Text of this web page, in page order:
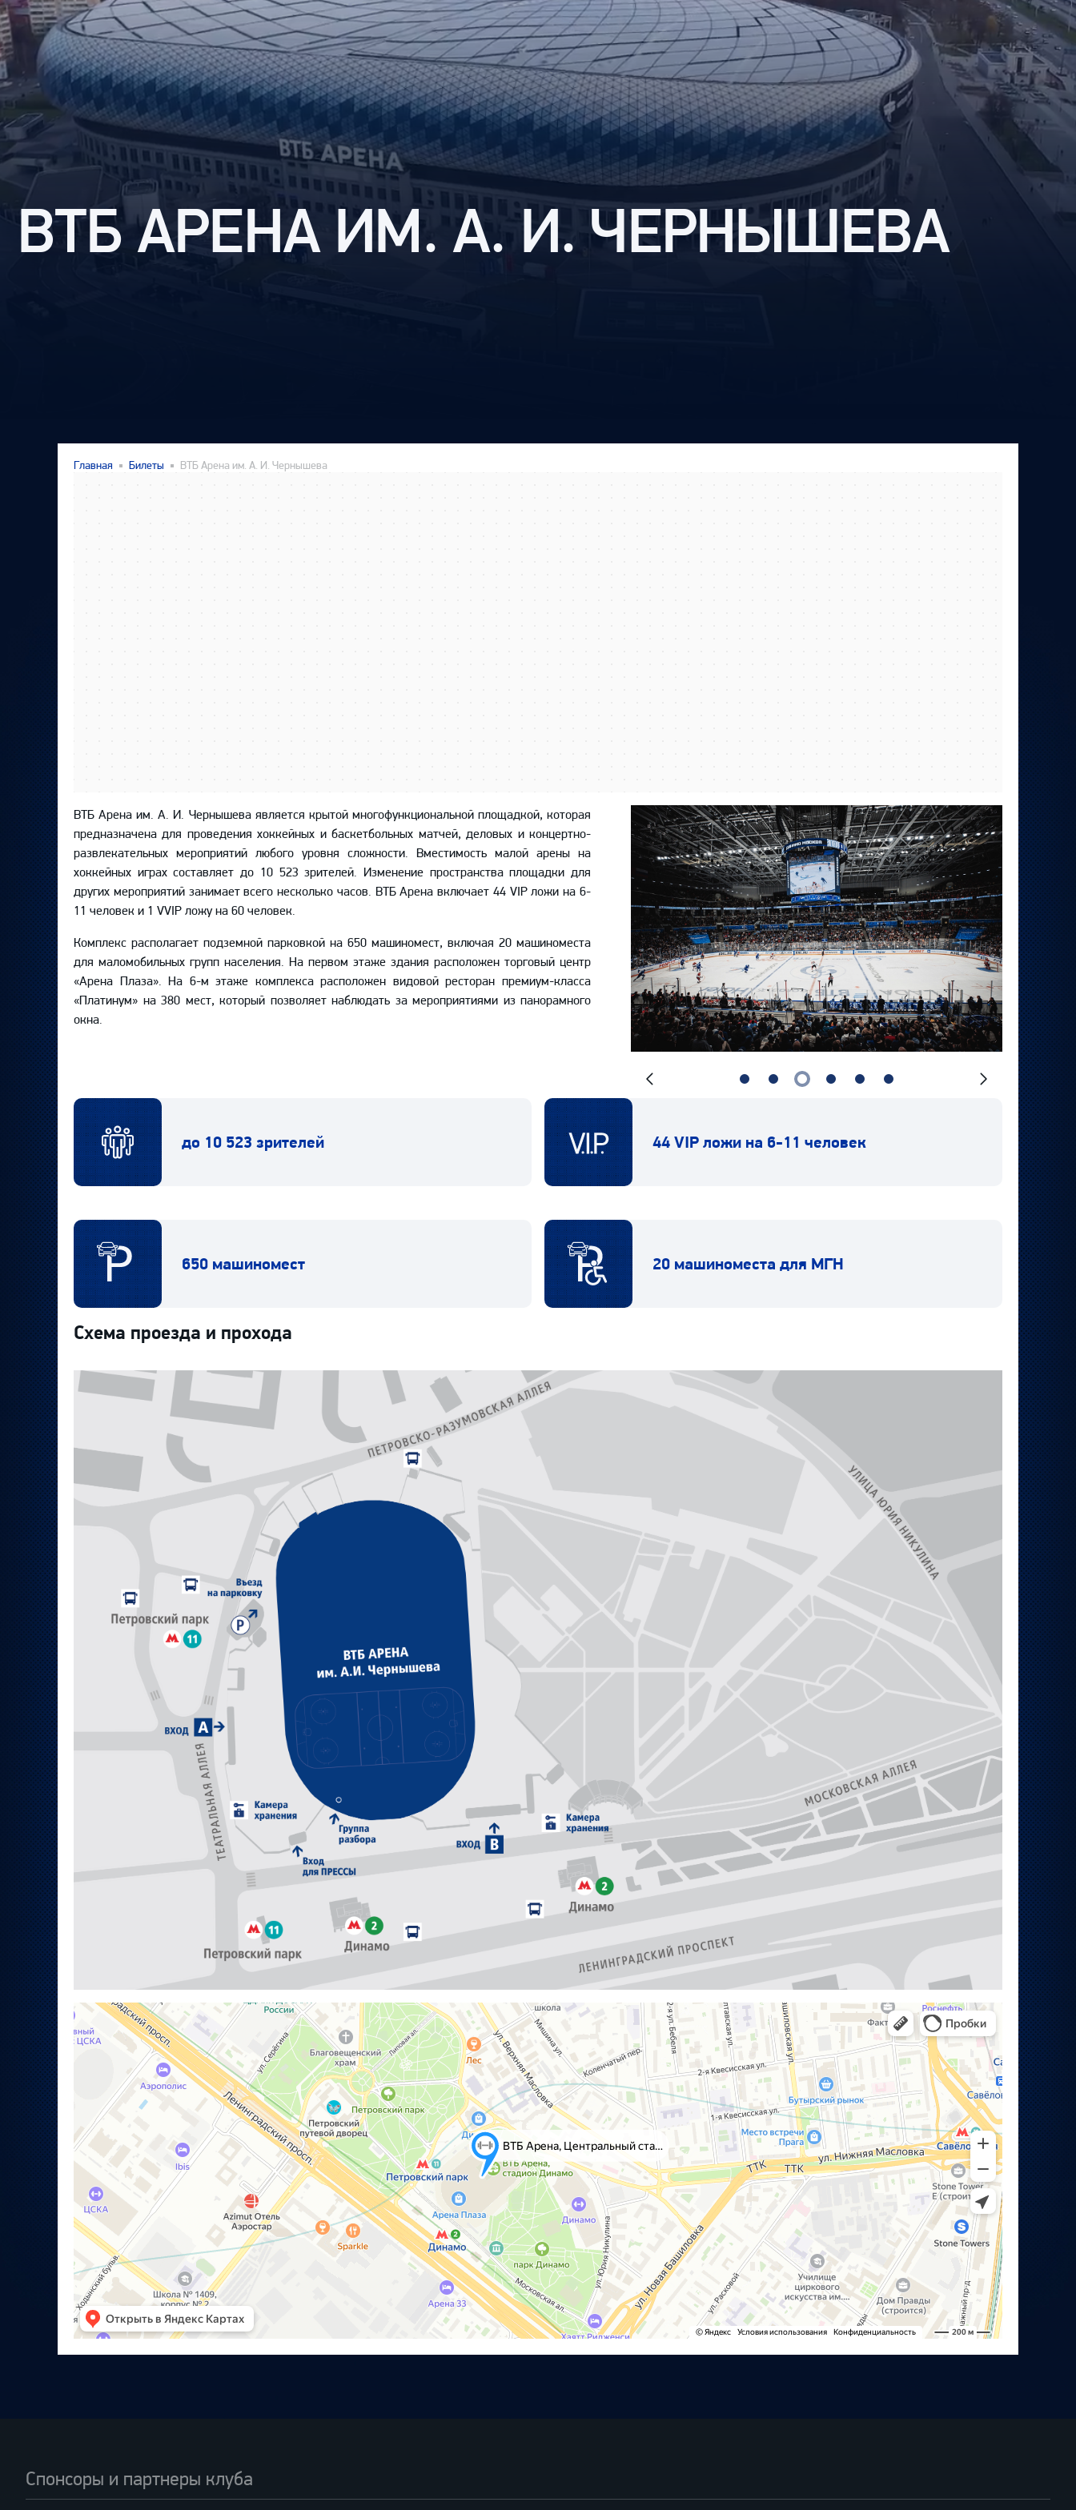
Локомотив
Северсталь
ЦСКА
Шанхайские Драконы
Амур
Барыс
Салават Юлаев
Сибирь
ВТБ АРЕНА ИМ. А. И. ЧЕРНЫШЕВА
Главная Билеты ВТБ Арена им. А. И. Чернышева
ВТБ Арена им. А. И. Чернышева является крытой многофункциональной площадкой, которая
предназначена для проведения хоккейных и баскетбольных матчей, деловых и концертно-
развлекательных мероприятий любого уровня сложности. Вместимость малой арены на
хоккейных играх составляет до 10 523 зрителей. Изменение пространства площадки для
других мероприятий занимает всего несколько часов. ВТБ Арена включает 44 VIP ложи на 6-
11 человек и 1 VVIP ложу на 60 человек.
Комплекс располагает подземной парковкой на 650 машиномест, включая 20 машиноместа
для маломобильных групп населения. На первом этаже здания расположен торговый центр
«Арена Плаза». На 6-м этаже комплекса расположен видовой ресторан премиум-класса
«Платинум» на 380 мест, который позволяет наблюдать за мероприятиями из панорамного
окна.
Предыдущий
Следующий
до 10 523 зрителей 44 VIP ложи на 6-11 человек
650 машиномест 20 машиноместа для МГН
Схема проезда и прохода
Спонсоры и партнеры клуба